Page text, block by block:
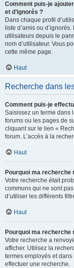
Comment puis-je
et d’ignorés ?
Dans chaque profil
liste d’amis ou
utilisateurs depuis le
nom d’utilisateur. Vous
cette même page.
Haut
Recherche dans
Comment puis-je
Saisissez un terme dans
forums ou les pages de
cliquant sur le lien «
forum. L’accès à la
Haut
Pourquoi ma recherche
Votre recherche était
communs qui ne sont
d’utiliser les différents
Haut
Pourquoi ma recherche
Votre recherche a
afficher. Utilisez la
termes employés et
effectuer une recherche.